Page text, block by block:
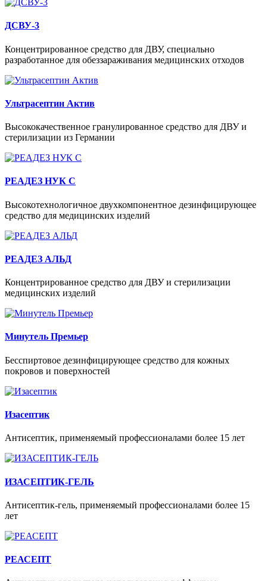
ДСВУ-3
Концентрированное средство для ДВУ, специально
разработанное для обеззараживания медицинских отходов
Ультрасептин Актив
Высококачественное гранулированное средство для ДВУ и
стерилизации из Германии
РЕАДЕЗ НУК С
Высокотехнологичное двухкомпонентное дезинфицирующее
средство для медицинских изделий
РЕАДЕЗ АЛЬД
Концентрированное средство для ДВУ и стерилизации
медицинских изделий
Минутель Премьер
Беcспиртовое дезинфицирующее средство для кожных
покровов и поверхностей
Изасептик
Антисептик, применяемый профессионалами более 15 лет
ИЗАСЕПТИК-ГЕЛЬ
Антисептик-гель, применяемый профессионалами более 15
лет
РЕАСЕПТ